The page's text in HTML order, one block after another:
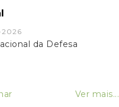
da Defesa
Ver mais...